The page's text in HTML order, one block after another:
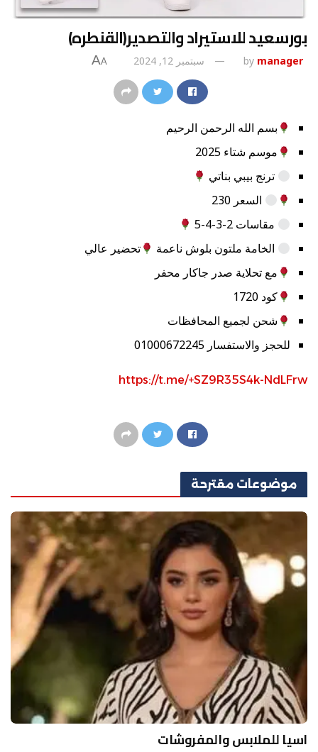
بورسعيد للاستيراد والتصدير(القنطره)
by manager سبتمبر 12, 2024 A
A
بسم الله الرحمن الرحيم
موسم شتاء 2025
ترنج بيبي بناتي
السعر 230
مقاسات 2-3-4-5
الخامة ملتون بلوش ناعمة
تحضير عالي
مع تحلاية صدر جاكار محفر
كود 1720
شحن لجميع المحافظات
للحجز والاستفسار 01000672245
https://t.me/+SZ9R35S4k-NdLFrw
موضوعات مقترحة
اسيا للملابس والمفروشات